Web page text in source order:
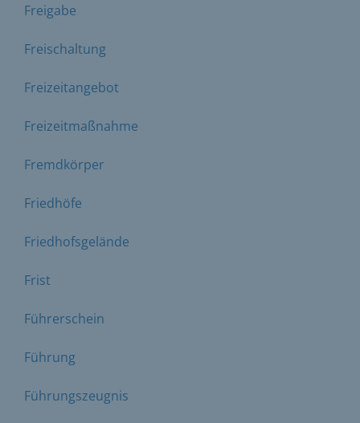
Freigabe
Freischaltung
Freizeitangebot
Freizeitmaßnahme
Fremdkörper
Friedhöfe
Friedhofsgelände
Frist
Führerschein
Führung
Führungszeugnis